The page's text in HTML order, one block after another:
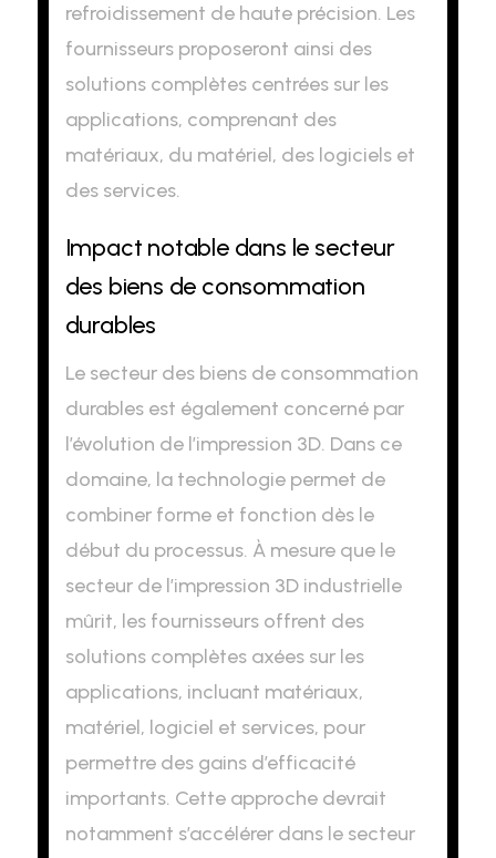
refroidissement de haute précision. Les
fournisseurs proposeront ainsi des
solutions complètes centrées sur les
applications, comprenant des
matériaux, du matériel, des logiciels et
des services.
Impact notable dans le secteur
des biens de consommation
durables
Le secteur des biens de consommation
durables est également concerné par
l’évolution de l’impression 3D. Dans ce
domaine, la technologie permet de
combiner forme et fonction dès le
début du processus. À mesure que le
secteur de l’impression 3D industrielle
mûrit, les fournisseurs offrent des
solutions complètes axées sur les
applications, incluant matériaux,
matériel, logiciel et services, pour
permettre des gains d’efficacité
importants. Cette approche devrait
notamment s’accélérer dans le secteur